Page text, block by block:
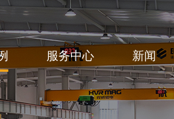
服务中心 新闻